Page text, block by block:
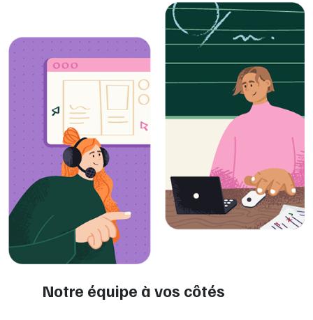
Notre équipe à vos côtés